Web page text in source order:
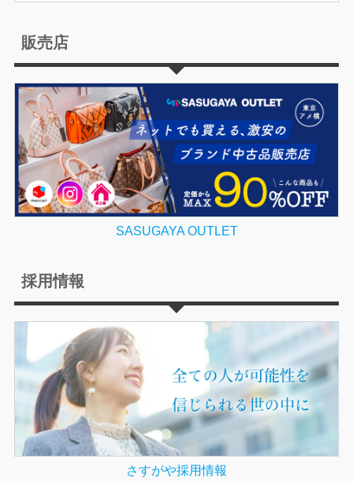
販売店
SASUGAYA OUTLET
採用情報
さすがや採用情報